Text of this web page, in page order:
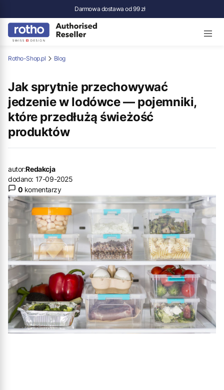
Darmowa dostawa od 99 zł
Rotho-Shop.pl Blog
Jak sprytnie przechowywać
jedzenie w lodówce — pojemniki,
które przedłużą świeżość
produktów
autor:Redakcja
dodano: 17-09-2025
0 komentarzy